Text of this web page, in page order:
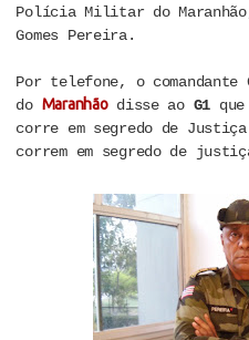
Polícia Militar do
Gomes Pereira.
Por telefone, o
do Maranhãodisse ao G1
corre em segredo de
correm em segredo de